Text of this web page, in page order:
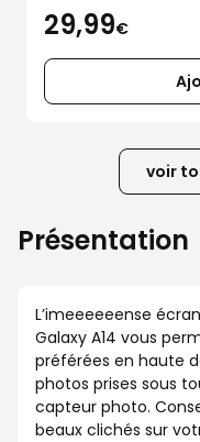
5
étoiles
sur
29,99€
voir
Présentation
L’imeeeeeense
Galaxy A14 vous
préférées en haute
photos prises sous
capteur photo.
beaux clichés sur